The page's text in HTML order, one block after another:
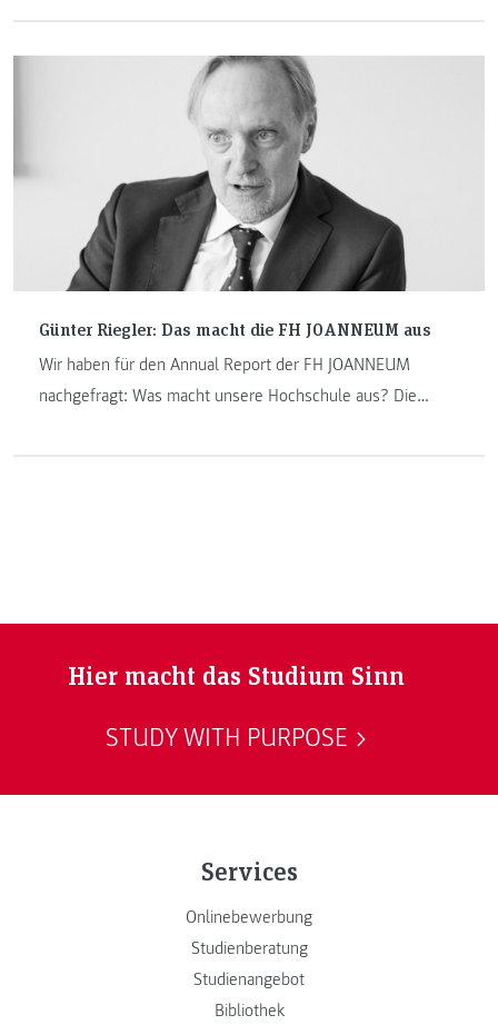
besonders prominent vertreten, denn wir sind in Sachen
Incoming/Outgoing-Aktivitäten geradezu Musterschüler
unter den steirischen Hochschulen.
Günter Riegler: Das macht die FH JOANNEUM aus
Wir haben für den Annual Report der FH JOANNEUM
nachgefragt: Was macht unsere Hochschule aus? Die
Hier macht das Studium Sinn
STUDY WITH PURPOSE
Services
Onlinebewerbung
Studienberatung
Studienangebot
Bibliothek